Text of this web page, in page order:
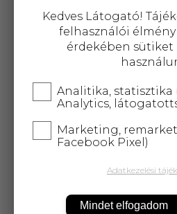
Cikkszám: 10306
1 708 Ft
KOSÁRBA
felett5 kg-ig
Kedves Látogató!
felhasználói
érdekében sütiket
Analitika, statisztika
Analytics,
Marketing,
Facebook Pixel)
Adatkezelési
Mindet elfogadom